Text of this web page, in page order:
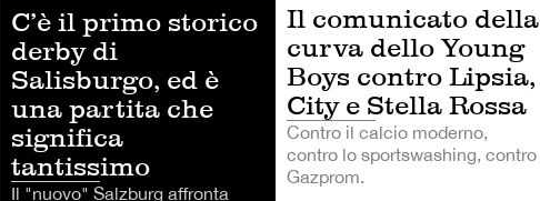
C’è il primo storico
derby di
Salisburgo, ed è
una partita che
significa
tantissimo
Il "nuovo" Salzburg affronta
Il comunicato della
curva dello Young
Boys contro Lipsia,
City e Stella Rossa
Contro il calcio moderno,
contro lo sportswashing, contro
Gazprom.